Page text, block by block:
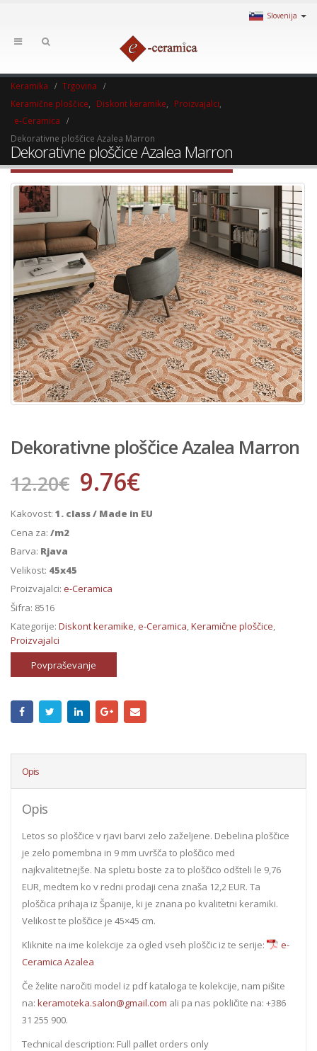
Slovenija
Keramika
Trgovina
Keramične ploščice
Diskont keramike Proizvajalci
e-Ceramica
Dekorativne ploščice Azalea Marron
Dekorativne ploščice Azalea Marron
Dekorativne ploščice Azalea Marron
12.20€ 9.76€
Kakovost: 1. class / Made in EU
Cena za: /m2
Barva: Rjava
Velikost: 45x45
Proizvajalci: e-Ceramica
Šifra: 8516
Kategorije: Diskont keramike,e-Ceramica,Keramične ploščice,
Proizvajalci
Povpraševanje
Opis
Opis
Letos so ploščice v rjavi barvi zelo zaželjene. Debelina ploščice
je zelo pomembna in 9 mm uvršča to ploščico med
najkvalitetnejše. Na spletu boste za to ploščico odšteli le 9,76
EUR, medtem ko v redni prodaji cena znaša 12,2 EUR. Ta
ploščica prihaja iz Španije, ki je znana po kvalitetni keramiki.
Velikost te ploščice je 45×45 cm.
Kliknite na ime kolekcije za ogled vseh ploščic iz te serije:
e-
Ceramica Azalea
Če želite naročiti model iz pdf kataloga te kolekcije, nam pišite
na: keramoteka.salon@gmail.com ali pa nas pokličite na: +386
31 255 900.
Technical description: Full pallet orders only